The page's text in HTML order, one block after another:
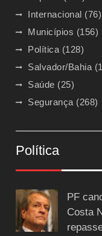
Internacional (76)
Municípios (156)
Política (128)
Salvador/Bahia
Saúde (25)
Segurança (268)
Política
PF
Costa